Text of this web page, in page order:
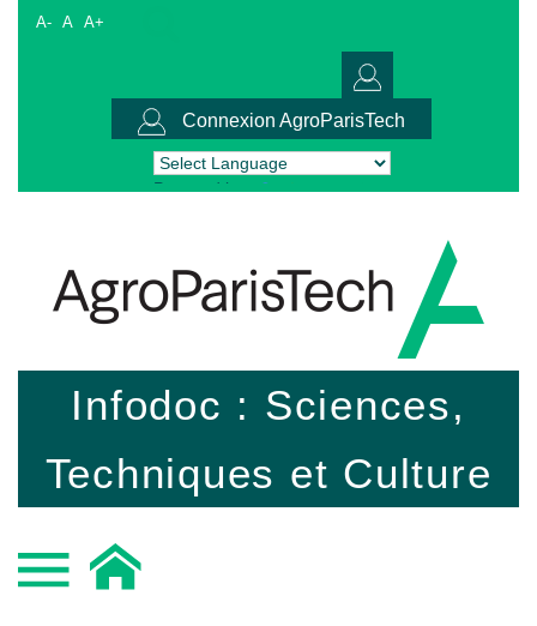
A- A A+
Connexion AgroParisTech
Powered by Translate
Infodoc : Sciences,
Techniques et Culture